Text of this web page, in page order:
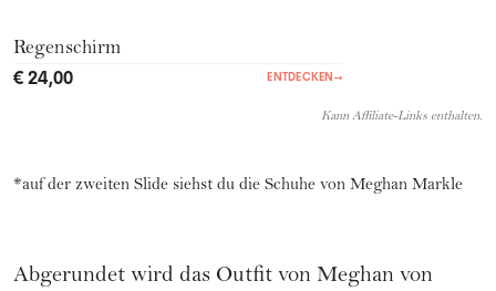
Regenschirm
€ 24,00 ENTDECKEN →
Kann Affiliate-Links enthalten.
*auf der zweiten Slide siehst du die Schuhe von Meghan Markle
Abgerundet wird das Outfit von Meghan von